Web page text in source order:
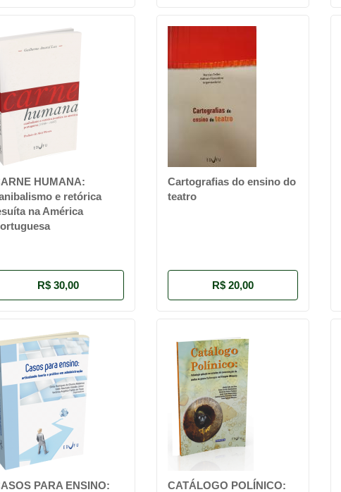
HUMANA:
e retórica
na América
R$ 30,00
Cartografias do ensino do
teatro
R$ 20,00
PARA ENSINO:
CATÁLOGO POLÍNICO: